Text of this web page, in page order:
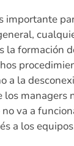
importante
la formación
a la
managers
va a
a los